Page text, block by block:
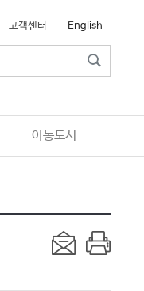
고객센터 English
아동도서